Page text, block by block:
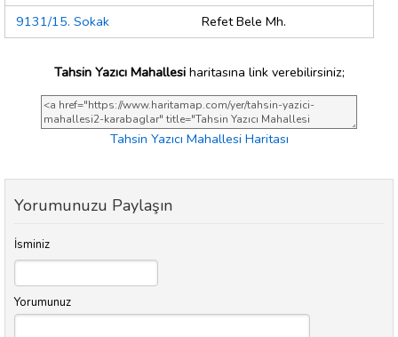
9131/15. Sokak
Refet Bele Mh.
Tahsin Yazıcı Mahallesiharitasına link verebilirsiniz;
Tahsin Yazıcı Mahallesi Haritası
Yorumunuzu Paylaşın
İsminiz
Yorumunuz